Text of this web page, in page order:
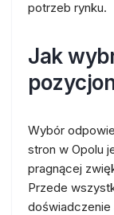
potrzeb rynku.
Jak
Wybór
stron w Opolu
pragnącej
Przede